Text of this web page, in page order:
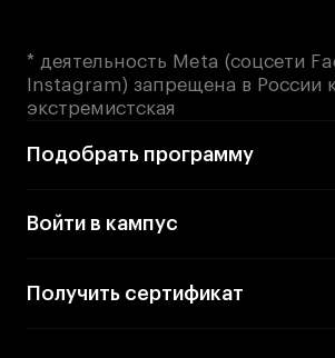
* деятельность Meta (соцсети
Instagram) запрещена в России
экстремистская
Подобрать программу
Войти в кампус
Получить сертификат